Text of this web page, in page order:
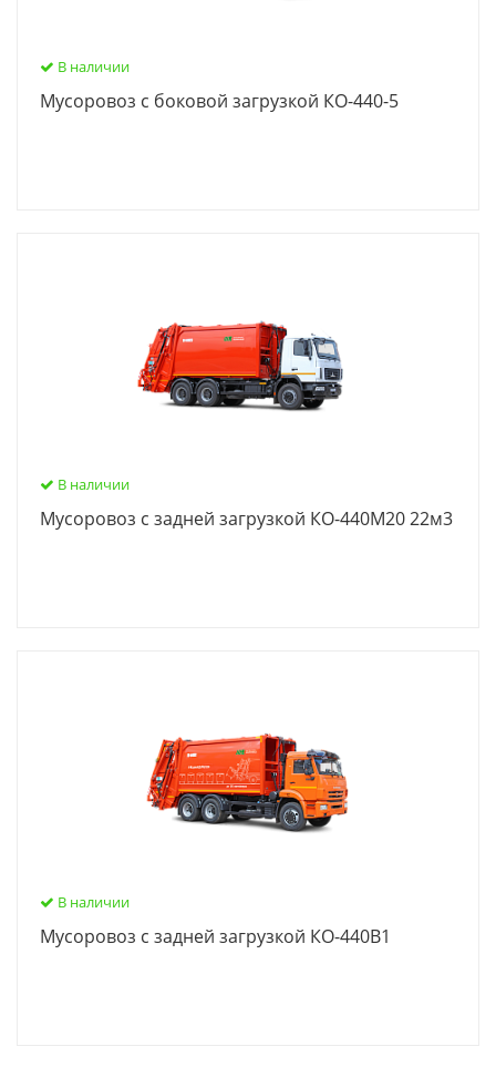
В наличии
Мусоровоз с боковой загрузкой КО-440-5
В наличии
Мусоровоз с задней загрузкой КО-440М20 22м3
В наличии
Мусоровоз с задней загрузкой КО-440В1